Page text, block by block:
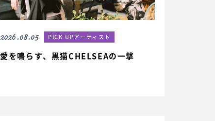
2026.08.05 PICK UPアーティスト
愛を鳴らす、黒猫CHELSEAの一撃